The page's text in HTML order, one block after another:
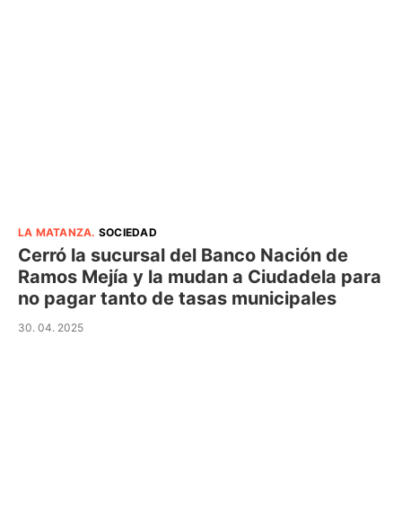
LA MATANZA. SOCIEDAD
Cerró la sucursal del Banco Nación de
Ramos Mejía y la mudan a Ciudadela para
no pagar tanto de tasas municipales
30. 04. 2025